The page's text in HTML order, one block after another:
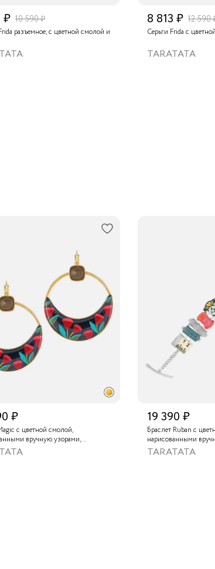
₽ 10 590 ₽
разъемное, с цветной смолой и
8 813 ₽ 12 590
Серьги Frida с
TARATATA
₽
с цветной смолой,
вручную узорами,
и металлизированной
19 390 ₽
Браслет Ruban с
нарисованными
золотой краской
TARATATA